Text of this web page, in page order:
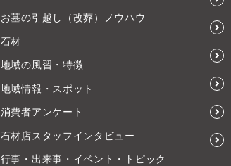
お墓の引越し（改葬）ノウハウ
石材
地域の風習・特徴
地域情報・スポット
消費者アンケート
石材店スタッフインタビュー
行事・出来事・イベント・トピック